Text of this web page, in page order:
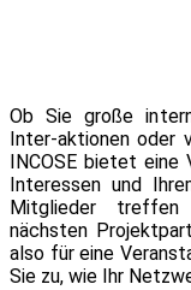
Ob Sie große
Inter-aktionen oder
INCOSE bietet
Interessen und
Mitglieder treffen
nächsten
also für eine
Sie zu, wie Ihr